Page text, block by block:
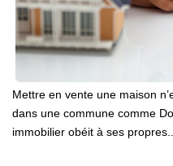
Mettre en vente une maison
dans une commune comme
immobilier obéit à ses